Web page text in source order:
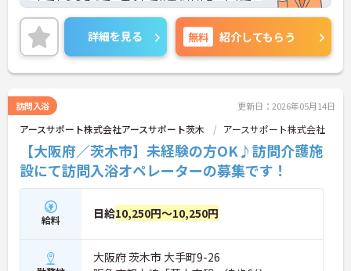
きます！
ご興味ある方には、面接対策ポイントなど、さらに
詳細をお話しいたしますのでお気軽にご相談くださ
い。
詳細を見る 無料 紹介してもらう
訪問入浴 更新日：2026年05月14日
アースサポート株式会社アースサポート茨木 アースサポート株式会社
【大阪府／茨木市】未経験の方OK♪訪問介護施
設にて訪問入浴オペレーターの募集です！
給料 日給10,250円～10,250円
大阪府 茨木市 大手町9-26